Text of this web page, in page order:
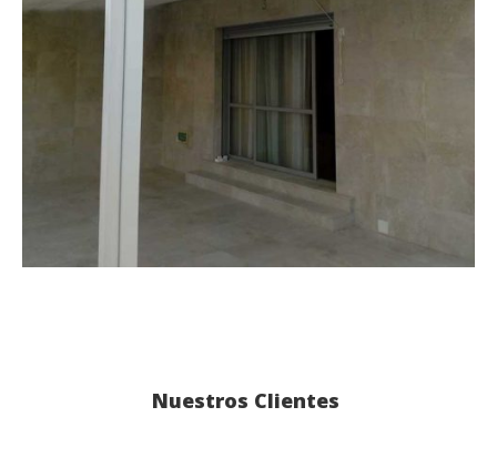
Nuestros Clientes